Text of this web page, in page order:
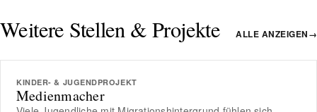
Weitere Stellen & Projekte ALLE ANZEIGEN→
KINDER- & JUGENDPROJEKT
Medienmacher